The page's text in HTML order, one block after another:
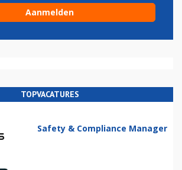
TOPVACATURES
Safety & Compliance Manager